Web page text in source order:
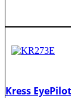
Kress